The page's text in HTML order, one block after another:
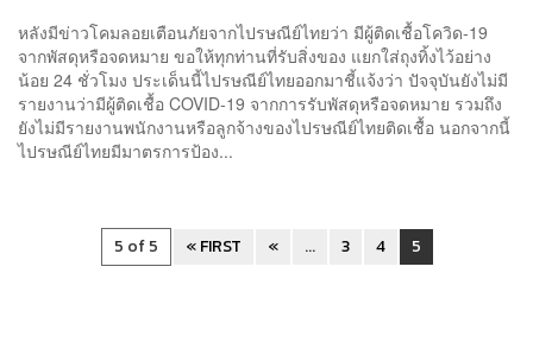
หลังมีข่าวโคมลอยเตือนภัยจากไปรษณีย์ไทยว่า มีผู้ติดเชื้อโควิด-19
จากพัสดุหรือจดหมาย ขอให้ทุกท่านที่รับสิ่งของ แยกใส่ถุงทิ้งไว้อย่าง
น้อย 24 ชั่วโมง ประเด็นนี้ไปรษณีย์ไทยออกมาชี้แจ้งว่า ปัจจุบันยังไม่มี
รายงานว่ามีผู้ติดเชื้อ COVID-19 จากการรับพัสดุหรือจดหมาย รวมถึง
ยังไม่มีรายงานพนักงานหรือลูกจ้างของไปรษณีย์ไทยติดเชื้อ นอกจากนี้
ไปรษณีย์ไทยมีมาตรการป้อง...
5 of 5 « FIRST « ... 3 4 5